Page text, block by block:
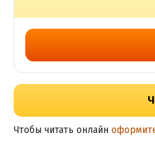
Чтобы читать онлайн